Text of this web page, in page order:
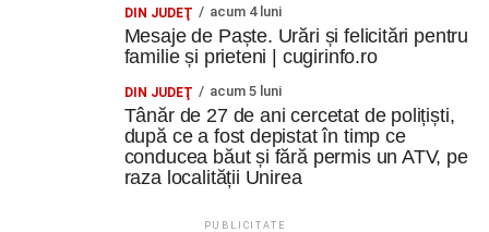
DIN JUDEŢ acum 4 luni
Mesaje de Paște. Urări și felicitări pentru
familie și prieteni | cugirinfo.ro
DIN JUDEŢ acum 5 luni
Tânăr de 27 de ani cercetat de polițiști,
după ce a fost depistat în timp ce
conducea băut și fără permis un ATV, pe
raza localității Unirea
PUBLICITATE